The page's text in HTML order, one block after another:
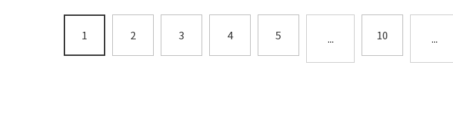
1 2 3 4 5 ... 10 ...